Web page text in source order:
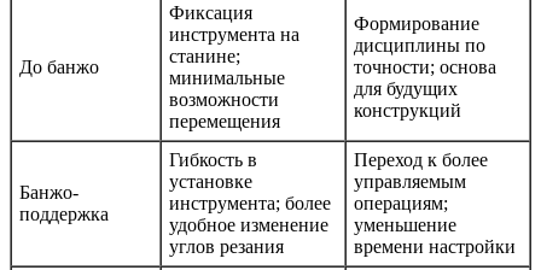
До банжо
Фиксация
инструмента на
станине;
минимальные
возможности
перемещения
Формирование
дисциплины по
точности; основа
для будущих
конструкций
Банжо-
поддержка
Гибкость в
установке
инструмента; более
удобное изменение
углов резания
Переход к более
управляемым
операциям;
уменьшение
времени настройки